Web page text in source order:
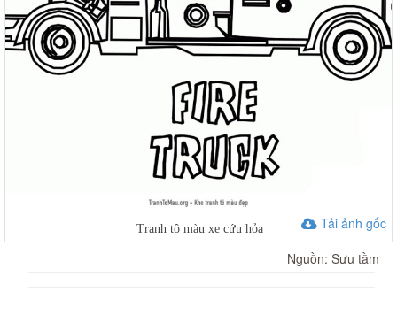
Tải ảnh gốc
Tranh tô màu xe cứu hỏa
Nguồn: Sưu tầm